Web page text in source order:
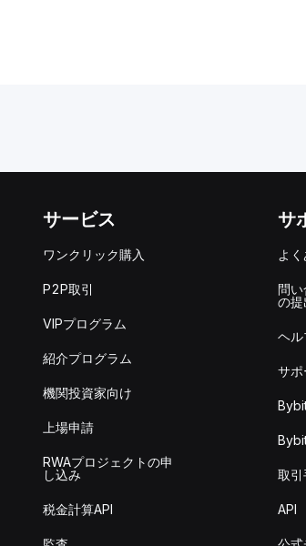
サービス
ワンクリック購入
P2P取引
VIPプログラム
紹介プログラム
機関投資家向け
上場申請
RWAプロジェクトの申
し込み
税金計算API
サ
よ
問
の提
ヘル
サポ
取引
API